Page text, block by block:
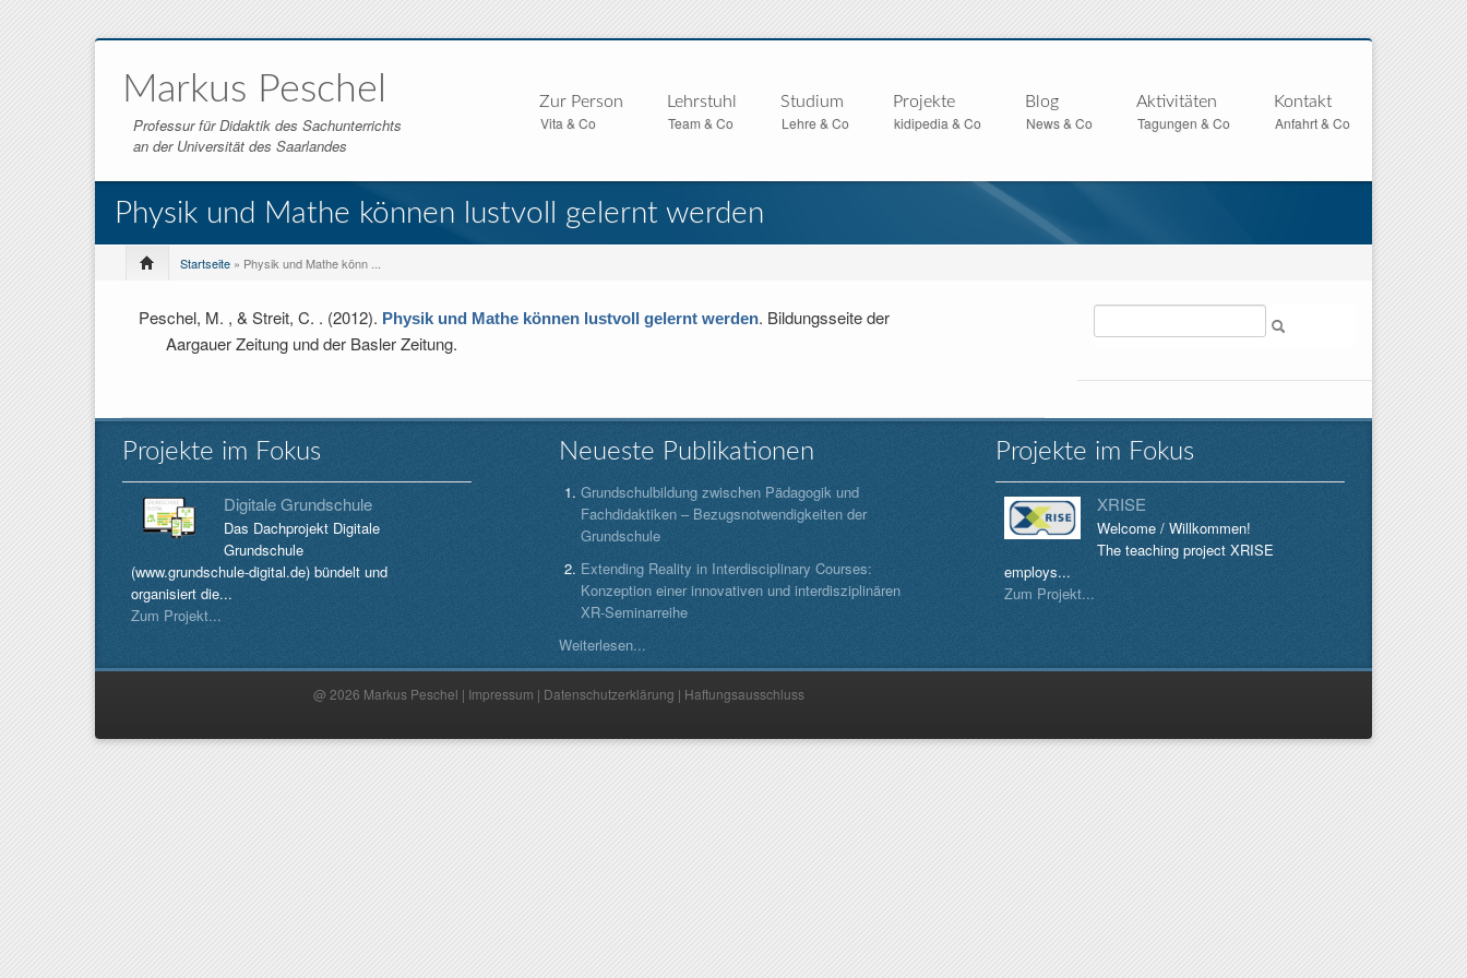
Markus Peschel
Professur für Didaktik des Sachunterrichts
an der Universität des Saarlandes
Zur Person
Vita & Co
Lehrstuhl
Team & Co
Studium
Lehre & Co
Projekte
kidipedia & Co
Blog
News & Co
Aktivitäten
Tagungen & Co
Kontakt
Anfahrt & Co
Physik und Mathe können lustvoll gelernt werden
Startseite » Physik und Mathe könn ...
Peschel, M. , & Streit, C. . (2012). Physik und Mathe können lustvoll gelernt werden. Bildungsseite der
Aargauer Zeitung und der Basler Zeitung.
Projekte im Fokus
Digitale Grundschule
Das Dachprojekt Digitale
Grundschule
(www.grundschule-digital.de) bündelt und
organisiert die...
Zum Projekt...
Neueste Publikationen
Grundschulbildung zwischen Pädagogik und
Fachdidaktiken – Bezugsnotwendigkeiten der
Grundschule
Extending Reality in Interdisciplinary Courses:
Konzeption einer innovativen und interdisziplinären
XR-Seminarreihe
Weiterlesen...
Projekte im Fokus
XRISE
Welcome / Willkommen!
The teaching project XRISE
employs...
Zum Projekt...
@ 2026 Markus Peschel | Impressum | Datenschutzerklärung | Haftungsausschluss